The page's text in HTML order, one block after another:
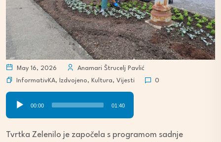
May 16, 2026
Anamari Štrucelj Pavlić
InformativKA, Izdvojeno, Kultura, Vijesti 0
Audio
Player
00:00 01:40
Tvrtka Zelenilo je započela s programom sadnje